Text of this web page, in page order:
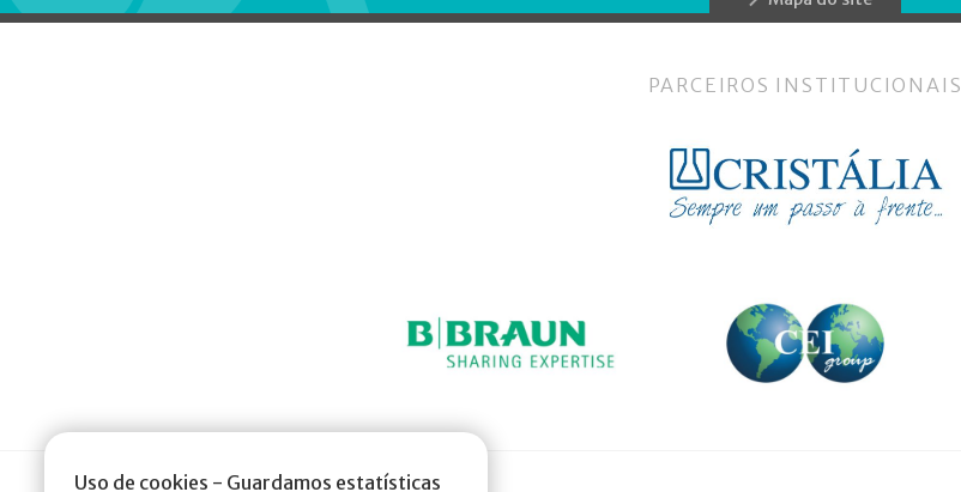
Uso de cookies - Guardamos estatísticas
PARCEIROS INSTITUCIONAIS